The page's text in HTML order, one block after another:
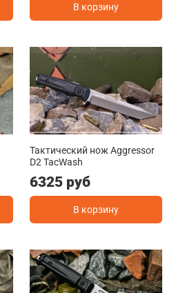
В корзину
Тактический нож Aggressor
D2 TacWash
6325 руб
В корзину